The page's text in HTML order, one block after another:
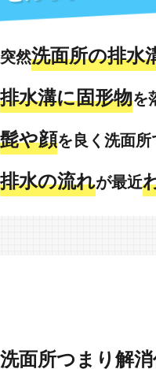
突然洗面所の排水
排水溝に固形物を
髭や顔を良く洗面所
排水の流れが最近
洗面所つまり解